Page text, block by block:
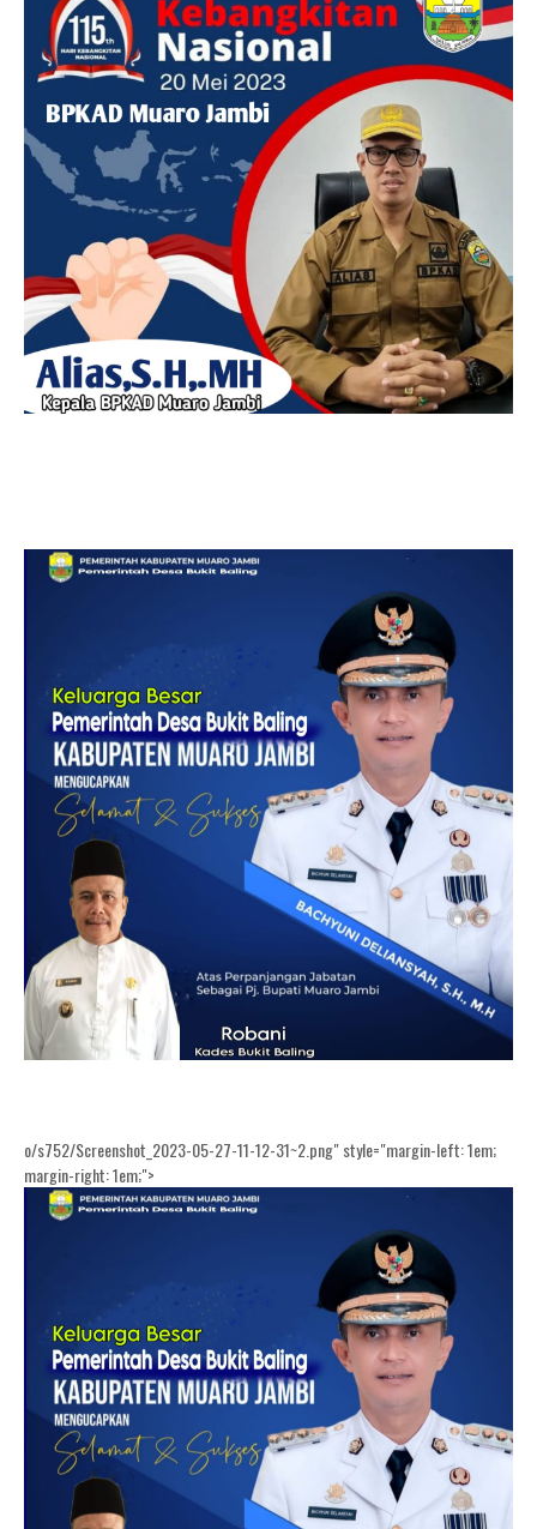
o/s752/Screenshot_2023-05-27-11-12-31~2.png" style="margin-left: 1em;
margin-right: 1em;">